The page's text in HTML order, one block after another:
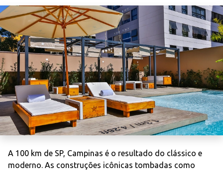
A 100 km de SP, Campinas é o resultado do clássico e
moderno. As construções icônicas tombadas como